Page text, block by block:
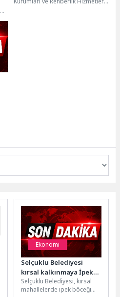
Ekonomi
Selçuklu Belediyesi
kırsal kalkınmaya İpek
Böceği yetiştiriciliği ile
de destek olacak
Selçuklu Belediyesi, kırsal
mahallelerde ipek böceği